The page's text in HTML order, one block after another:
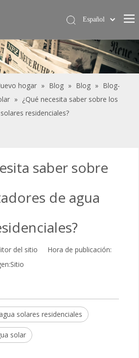
Español
English
hogar » Blog » Blog » Blog-
» ¿Qué necesita saber sobre los
residenciales?
saber sobre
de agua
del sitio Hora de publicación:
Sitio
solares residenciales
solar